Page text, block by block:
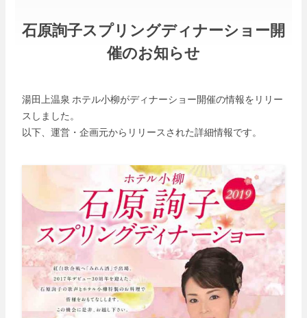
石原詢子スプリングディナーショー開
催のお知らせ
湯田上温泉 ホテル小柳がディナーショー開催の情報をリリー
スしました。
以下、運営・企画元からリリースされた詳細情報です。